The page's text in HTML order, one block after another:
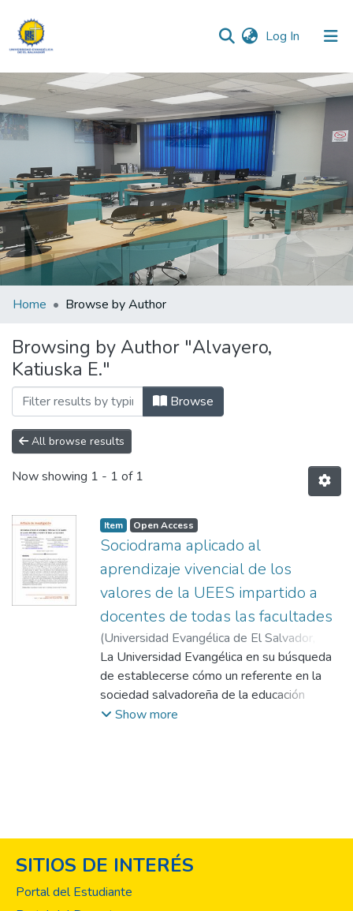
Log In (current)
Communities & Collections
All of DSpace
Home Browse by Author
Browsing by Author "Alvayero,
Katiuska E."
Browse
All browse results
Now showing 1 - 1 of 1
Item Open Access
Sociodrama aplicado al
aprendizaje vivencial de los
valores de la UEES impartido a
docentes de todas las facultades
(Universidad Evangélica de El Salvador,
2022-12)Alvayero, Katiuska E. ;Meléndez,
César
La Universidad Evangélica en su búsqueda
de establecerse cómo un referente en la
sociedad salvadoreña de la educación
superior basada en valores cristianos ha
Clase”, alojado en el Campus virtual de la
UEES, por la temática se escogió el
Show more
SITIOS DE INTERÉS
Portal del Estudiante